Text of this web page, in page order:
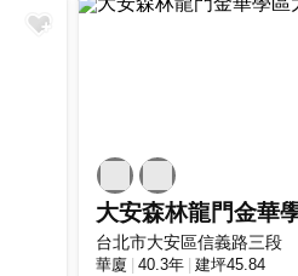
台北市大安區信義路三段
華廈 40.3年 建坪45.84